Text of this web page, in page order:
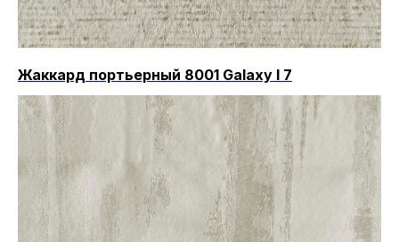
Жаккард портьерный 8001 Galaxy I 7